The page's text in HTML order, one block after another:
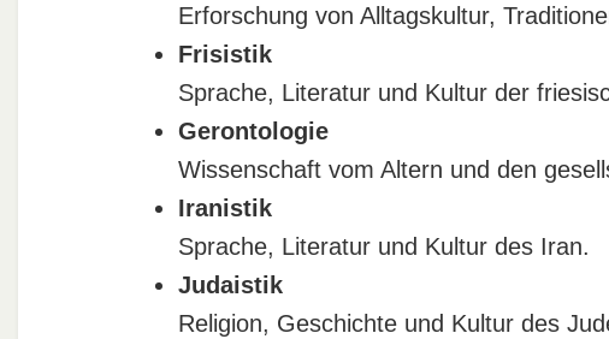
Erforschung von Alltagskultur,
Frisistik
Sprache, Literatur und Kultur der
Gerontologie
Wissenschaft vom Altern und den
Iranistik
Sprache, Literatur und Kultur des Iran.
Judaistik
Religion, Geschichte und Kultur des